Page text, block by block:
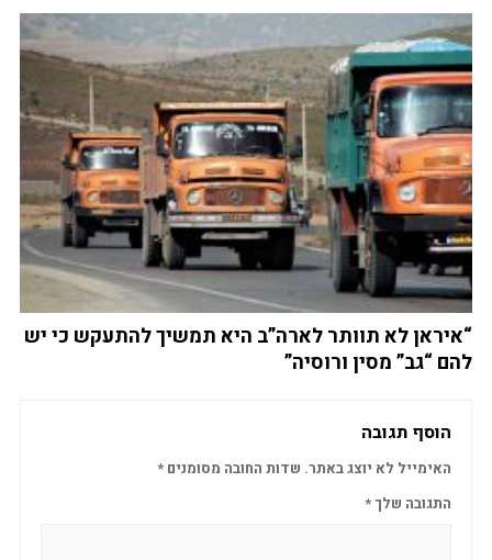
“איראן לא תוותר לארה”ב היא תמשיך להתעקש כי יש
להם “גב” מסין ורוסיה”
הוסף תגובה
האימייל לא יוצג באתר. שדות החובה מסומנים *
התגובה שלך*